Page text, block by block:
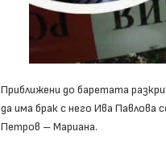
Приближени до баретата
да има брак с него Ива Павлова
Петров – Мариана.